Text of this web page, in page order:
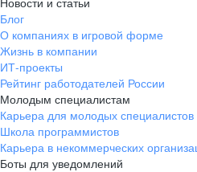
Блог
О компаниях в игровой форме
Жизнь в компании
ИТ-проекты
Рейтинг работодателей России
Молодым специалистам
Карьера для молодых специалистов
Школа программистов
Карьера в некоммерческих
Боты для уведомлений